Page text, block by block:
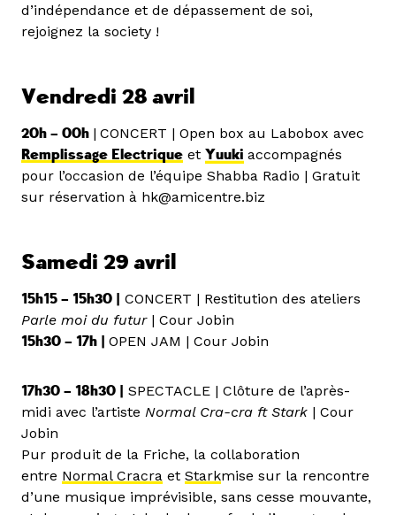
d’indépendance et de dépassement de soi,
rejoignez la society !
Vendredi 28 avril
20h – 00h | CONCERT | Open box au Labobox avec
Remplissage Electrique et Yuuki accompagnés
pour l’occasion de l’équipe Shabba Radio | Gratuit
sur réservation à hk@amicentre.biz
Samedi 29 avril
15h15 – 15h30 | CONCERT | Restitution des ateliers
Parle moi du futur| Cour Jobin
15h30 – 17h | OPEN JAM | Cour Jobin
17h30 – 18h30 | SPECTACLE | Clôture de l’après-
midi avec l’artiste Normal Cra-cra ft Stark | Cour
Jobin
Pur produit de la Friche, la collaboration
entre Normal Cracra et Starkmise sur la rencontre
d’une musique imprévisible, sans cesse mouvante,